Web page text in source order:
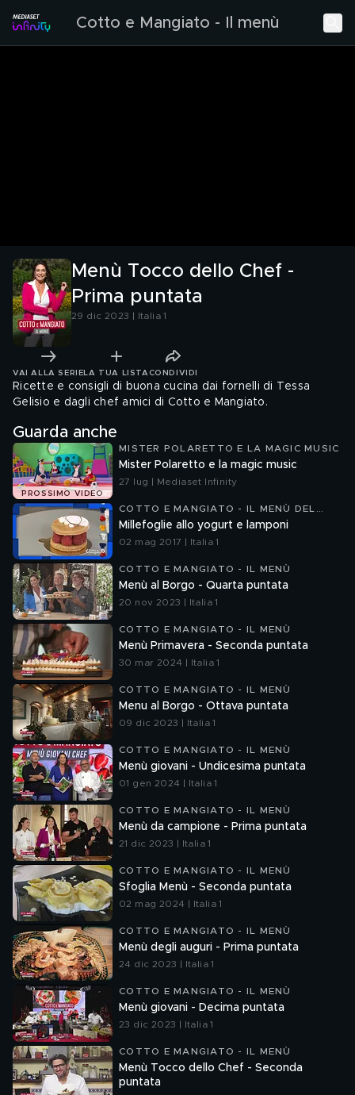
Cotto e Mangiato - Il menù
Menù Tocco dello Chef -
Prima puntata
29 dic 2023 | Italia 1
VAI ALLA SERIE LA TUA LISTA CONDIVIDI
Ricette e consigli di buona cucina dai fornelli di Tessa
Gelisio e dagli chef amici di Cotto e Mangiato.
Guarda anche
PROSSIMO VIDEO
MISTER POLARETTO E LA MAGIC MUSIC
Mister Polaretto e la magic music
27 lug | Mediaset Infinity
COTTO E MANGIATO - IL MENÙ DEL
GIORNO
Millefoglie allo yogurt e lamponi
02 mag 2017 | Italia 1
COTTO E MANGIATO - IL MENÙ
Menù al Borgo - Quarta puntata
20 nov 2023 | Italia 1
COTTO E MANGIATO - IL MENÙ
Menù Primavera - Seconda puntata
30 mar 2024 | Italia 1
COTTO E MANGIATO - IL MENÙ
Menu al Borgo - Ottava puntata
09 dic 2023 | Italia 1
COTTO E MANGIATO - IL MENÙ
Menù giovani - Undicesima puntata
01 gen 2024 | Italia 1
COTTO E MANGIATO - IL MENÙ
Menù da campione - Prima puntata
21 dic 2023 | Italia 1
COTTO E MANGIATO - IL MENÙ
Sfoglia Menù - Seconda puntata
02 mag 2024 | Italia 1
COTTO E MANGIATO - IL MENÙ
Menù degli auguri - Prima puntata
24 dic 2023 | Italia 1
COTTO E MANGIATO - IL MENÙ
Menù giovani - Decima puntata
23 dic 2023 | Italia 1
COTTO E MANGIATO - IL MENÙ
Menù Tocco dello Chef - Seconda
puntata